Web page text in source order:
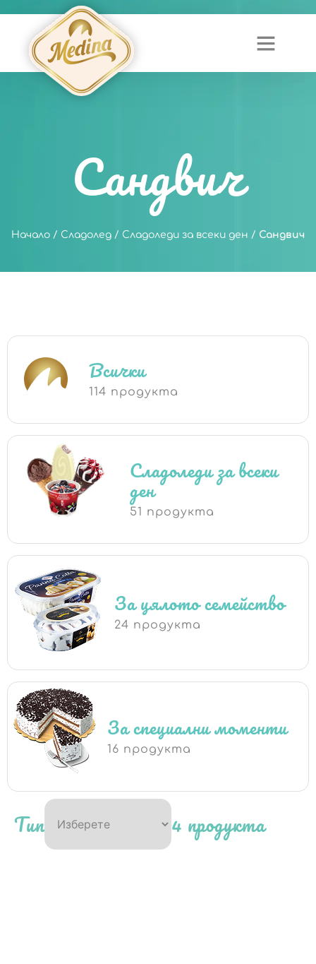
Сандвич
Начало / Сладолед / Сладоледи за всеки ден / Сандвич
Всички
114 продукта
Сладоледи за всеки
ден
51 продукта
За цялото семейство
24 продукта
За специални моменти
16 продукта
Тип 4 продукта